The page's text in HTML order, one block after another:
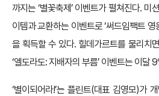
까지는 ‘별꽃축제’ 이벤트가 펼쳐진다. 미
이템과 교환하는 이벤트로 ‘써드임팩트 영
을 획득할 수 있다. 힐데가르트를 물리치
‘엘도라도: 지배자의 부름’ 이벤트는 이달
‘별이되어라!’는 플린트(대표 김영모)가